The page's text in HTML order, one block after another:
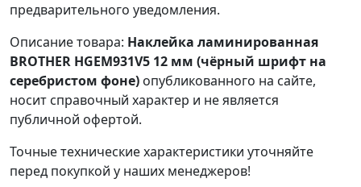
предварительного уведомления.
Описание товара: Наклейка ламинированная
BROTHER HGEM931V5 12 мм (чёрный шрифт на
серебристом фоне) опубликованного на сайте,
носит справочный характер и не является
публичной офертой.
Точные технические характеристики уточняйте
перед покупкой у наших менеджеров!